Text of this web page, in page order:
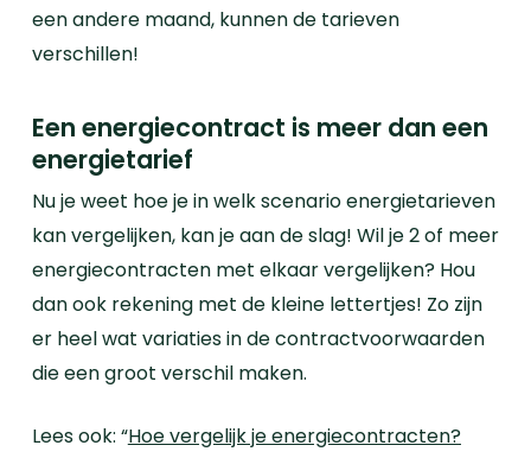
een andere maand, kunnen de tarieven
verschillen!
Een energiecontract is meer dan een
energietarief
Nu je weet hoe je in welk scenario energietarieven
kan vergelijken, kan je aan de slag! Wil je 2 of meer
energiecontracten met elkaar vergelijken? Hou
dan ook rekening met de kleine lettertjes! Zo zijn
er heel wat variaties in de contractvoorwaarden
die een groot verschil maken.
Lees ook: “Hoe vergelijk je energiecontracten?